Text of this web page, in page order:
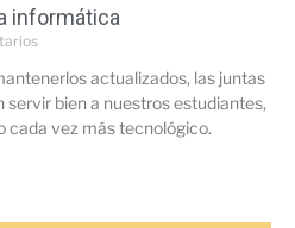
informática
actualizados, las juntas
bien a nuestros estudiantes,
cada vez más tecnológico.